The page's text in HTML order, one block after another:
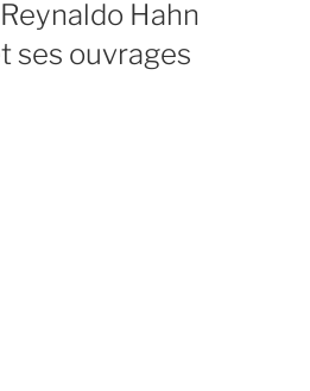
Hahn
ses ouvrages